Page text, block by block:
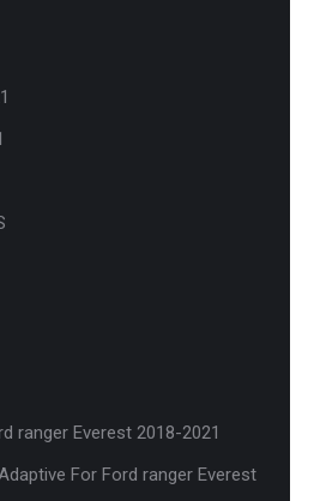
ranger Everest 2018-2021
For Ford ranger Everest